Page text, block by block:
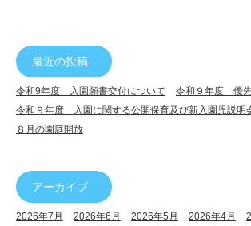
最近の投稿
令和9年度 入園願書交付について
令和９年度 優
令和９年度 入園に関する公開保育及び新入園児説明
８月の園庭開放
アーカイブ
2026年7月 2026年6月 2026年5月 2026年4月